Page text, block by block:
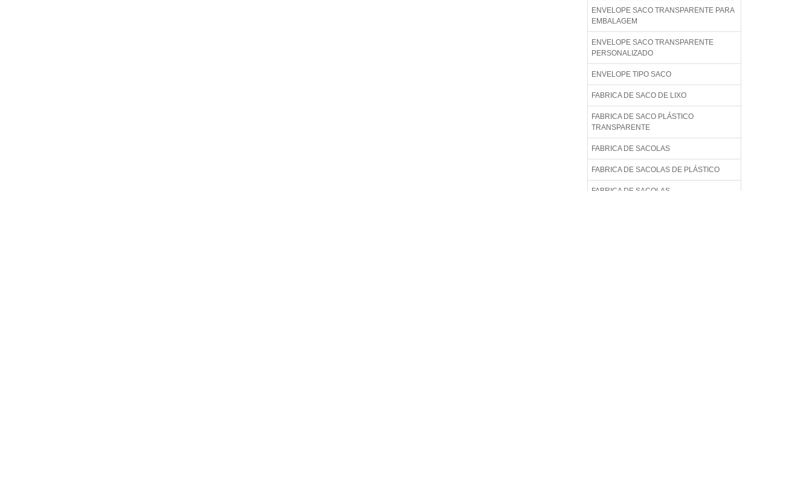
ENVELOPE SACO TRANSPARENTE PARA
EMBALAGEM
ENVELOPE SACO TRANSPARENTE
PERSONALIZADO
ENVELOPE TIPO SACO
FABRICA DE SACO DE LIXO
FABRICA DE SACO PLÁSTICO
TRANSPARENTE
FABRICA DE SACOLAS
FABRICA DE SACOLAS DE PLÁSTICO
FABRICA DE SACOLAS